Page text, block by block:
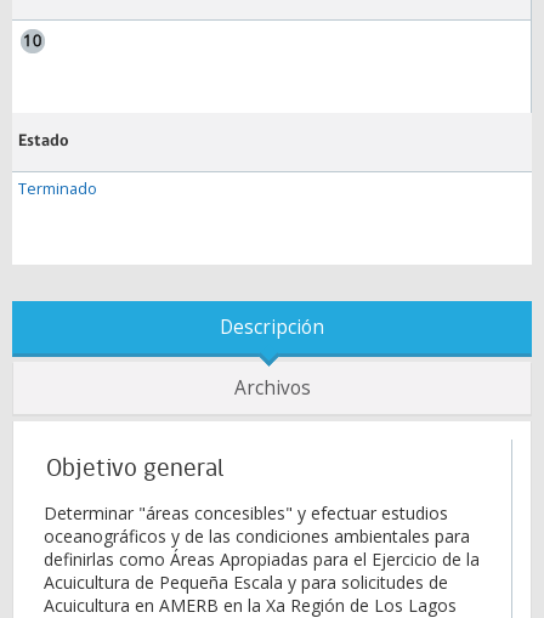
Estado
Terminado
Descripción
Archivos
Objetivo general
Determinar "áreas concesibles" y efectuar estudios
oceanográficos y de las condiciones ambientales para
definirlas como Áreas Apropiadas para el Ejercicio de la
Acuicultura de Pequeña Escala y para solicitudes de
Acuicultura en AMERB en la Xa Región de Los Lagos